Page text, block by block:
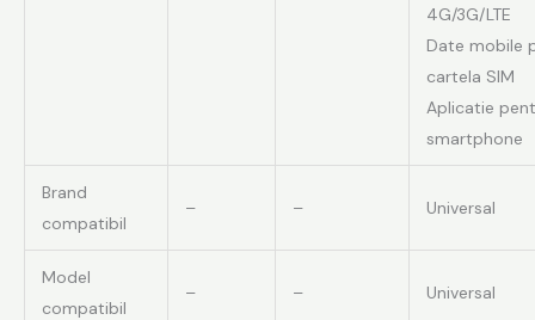
4G/3G/LTE
Date mobile
cartela SIM
Aplicatie
smartphone
Brand
compatibil
– – Universal
Model
compatibil
– – Universal